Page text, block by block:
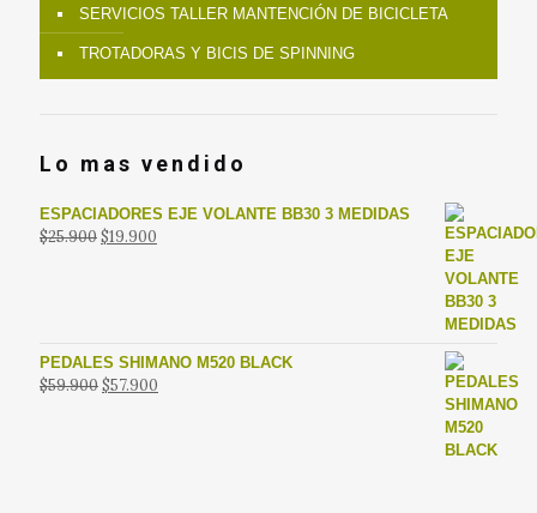
SERVICIOS TALLER MANTENCIÓN DE BICICLETA
TROTADORAS Y BICIS DE SPINNING
Lo mas vendido
ESPACIADORES EJE VOLANTE BB30 3 MEDIDAS
$25.900El
$19.900
PEDALES SHIMANO M520 BLACK
$59.900El
$57.900